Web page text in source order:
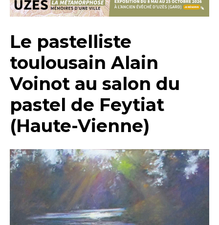
Le pastelliste
toulousain Alain
Voinot au salon du
pastel de Feytiat
(Haute-Vienne)